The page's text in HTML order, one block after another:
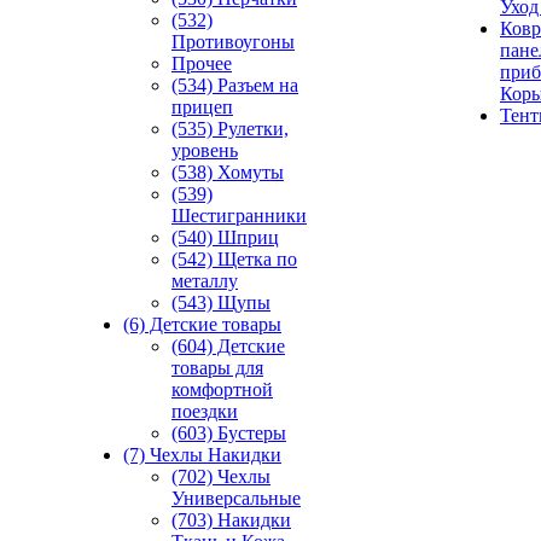
(532)
Противоугоны
Прочее
(534) Разъем на
прицеп
(535) Рулетки,
уровень
(538) Хомуты
(539)
Шестигранники
(540) Шприц
(542) Щетка по
металлу
(543) Щупы
(6) Детские товары
(604) Детские
товары для
комфортной
поездки
(603) Бустеры
(7) Чехлы Накидки
(702) Чехлы
Универсальные
(703) Накидки
Уход